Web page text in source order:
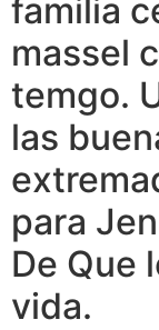
familia
massel
temgo.
las
para
De Que
vida.